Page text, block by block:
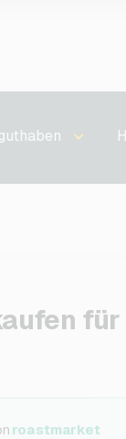
für
roastmarket